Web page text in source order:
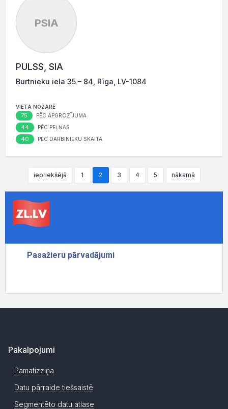
PSIA
PULSS, SIA
Burtnieku iela 35 – 84, Rīga, LV-1084
VIETA NOZARĒ
75 PĒC APGROZĪJUMA
44 PĒC PEĻŅAS
40 PĒC DARBINIEKU SKAITA
iepriekšējā 1 2 3 4 5 nākamā
Pakalpojumi
Pamatizziņa
Datu pārraide tiešsaistē
Segmentēto datu atlase